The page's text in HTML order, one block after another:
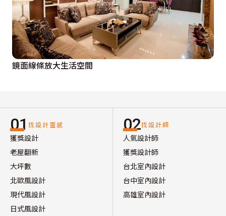
鏡面線條放大生活空間
01 找設計靈感
獲獎設計
老屋翻新
大坪數
北歐風設計
現代風設計
日式風設計
02找設計師
人氣設計師
獲獎設計師
台北室內設計
台中室內設計
高雄室內設計